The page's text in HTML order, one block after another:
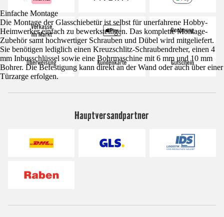
Einfache Montage
Die Montage der Glasschiebetür ist selbst für unerfahrene Hobby-
Heimwerker einfach zu bewerkstelligen. Das komplette Montage-
Zubehör samt hochwertiger Schrauben und Dübel wird mitgeliefert.
Sie benötigen lediglich einen Kreuzschlitz-Schraubendreher, einen 4
mm Inbusschlüssel sowie eine Bohrmaschine mit 6 mm und 10 mm
Bohrer. Die Befestigung kann direkt an der Wand oder auch über einer
Türzarge erfolgen.
Hauptversandpartner